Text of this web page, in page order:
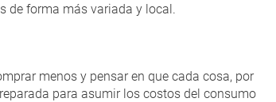
de forma más variada y local.
menos y pensar en que cada cosa, por
para asumir los costos del consumo